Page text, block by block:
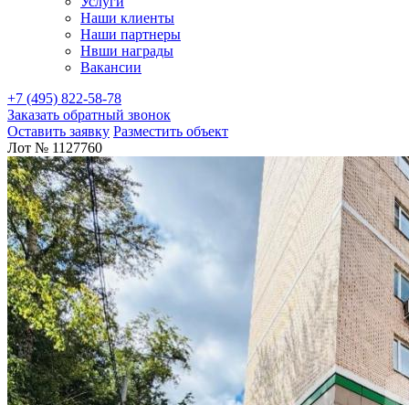
Наши клиенты
Наши партнеры
Нвши награды
Вакансии
+7 (495) 822-58-78
Заказать обратный звонок
Оставить заявку Разместить объект
Лот № 1127760